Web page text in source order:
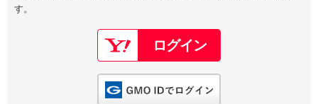
Google
GMO ID Amazon
※AmazonはValue Domain Oneのログイン画面へ遷移します
以下でも登録可能
Google Yahoo!
GMO ID
す。